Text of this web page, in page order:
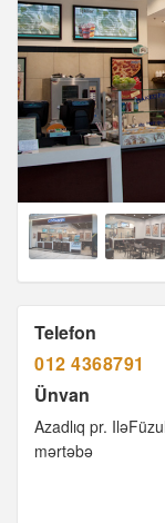
Telefon
012 4368791
Ünvan
Azadlıq pr.
mərtəbə